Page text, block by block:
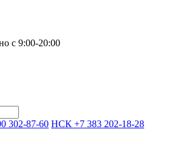
с 9:00-20:00
302-87-60 НСК +7 383 202-18-28